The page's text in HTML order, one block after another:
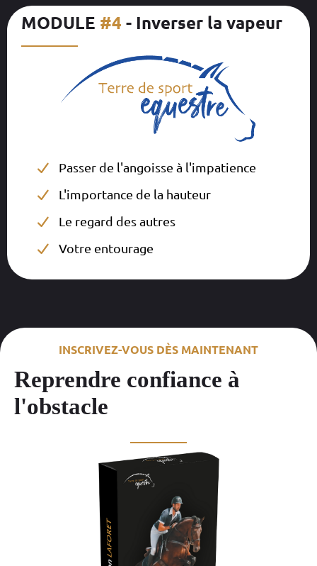
MODULE #4 - Inverser la vapeur
Passer de l'angoisse à l'impatience
L'importance de la hauteur
Le regard des autres
Votre entourage
INSCRIVEZ-VOUS DÈS MAINTENANT
Reprendre confiance à
l'obstacle